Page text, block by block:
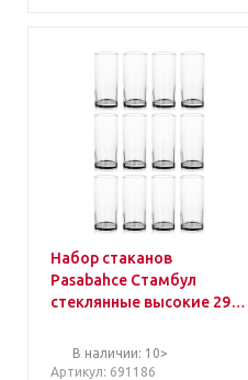
Набор стаканов
Pasabahce Стамбул
стеклянные высокие 290
В наличии: 10>
Артикул: 691186